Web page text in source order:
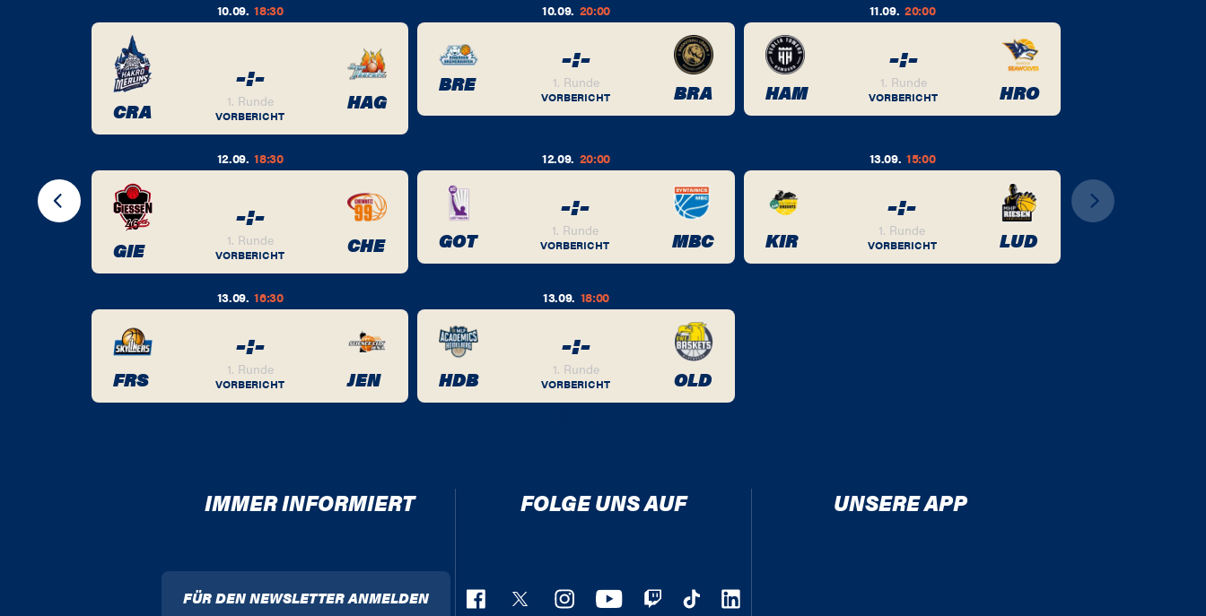
BER
10.09. 18:30
CRA
-:-
1. Runde
VORBERICHT
HAG
10.09. 20:00
BRE
-:-
1. Runde
VORBERICHT BRA
11.09. 20:00
HAM
-:-
1. Runde
VORBERICHT HRO
12.09. 18:30
GIE
-:-
1. Runde
VORBERICHT CHE
12.09. 20:00
GOT
-:-
1. Runde
VORBERICHT MBC
13.09. 15:00
KIR
-:-
1. Runde
VORBERICHT LUD
13.09. 16:30
FRS
-:-
1. Runde
VORBERICHT JEN
13.09. 18:00
HDB
-:-
1. Runde
VORBERICHT OLD
IMMER INFORMIERT
FÜR DEN NEWSLETTER ANMELDEN
FOLGE UNS AUF UNSERE APP